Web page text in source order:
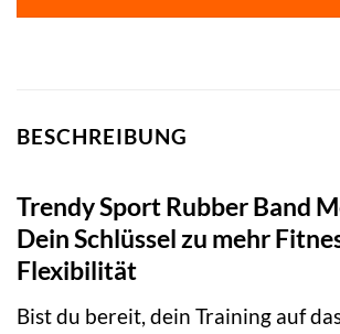
BESCHREIBUNG
Trendy Sport Rubber Band
Dein Schlüssel zu mehr
Flexibilität
Bist du bereit, dein Training auf